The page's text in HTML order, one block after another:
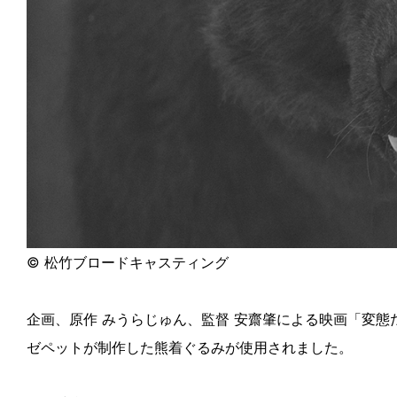
© 松竹ブロードキャスティング
企画、原作 みうらじゅん、監督 安齋肇による映画「変態
ゼペットが制作した熊着ぐるみが使用されました。